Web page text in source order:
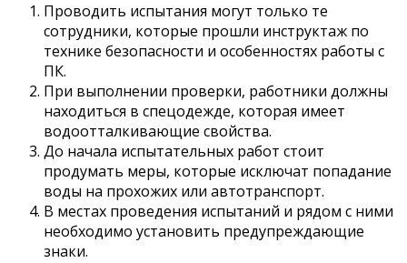
Проводить испытания могут только те
сотрудники, которые прошли инструктаж по
технике безопасности и особенностях работы с
ПК.
При выполнении проверки, работники должны
находиться в спецодежде, которая имеет
водоотталкивающие свойства.
До начала испытательных работ стоит
продумать меры, которые исключат попадание
воды на прохожих или автотранспорт.
В местах проведения испытаний и рядом с ними
необходимо установить предупреждающие
знаки.